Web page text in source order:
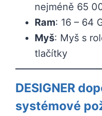
nejméně 65
Ram: 16 – 64
Myš: Myš s
tlačítky
DESIGNER
systémové